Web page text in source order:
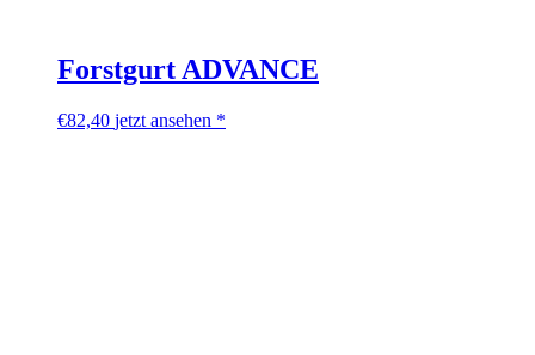
Forstgurt ADVANCE
€82,40 jetzt ansehen *